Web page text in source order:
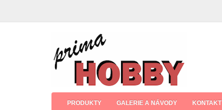
PRODUKTY GALERIE A NÁVODY KONTAKT